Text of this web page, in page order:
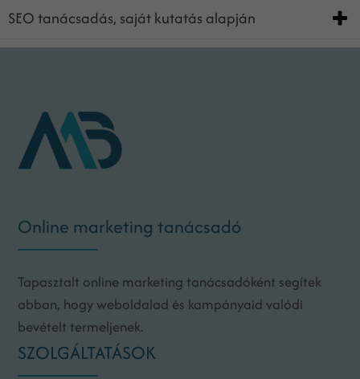
SEO tanácsadás, saját kutatás alapján
Online marketing tanácsadó
Tapasztalt online marketing tanácsadóként segítek
abban, hogy weboldalad és kampányaid valódi
bevételt termeljenek.
SZOLGÁLTATÁSOK